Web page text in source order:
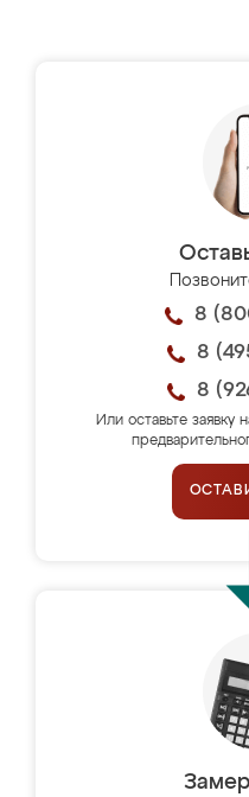
8
8
8
Или оставьте заявку